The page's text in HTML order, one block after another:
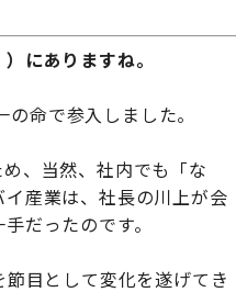
にありますね。
命で参入しました。
、当然、社内でも「な
産業は、社長の川上が会
だったのです。
目として変化を遂げてき